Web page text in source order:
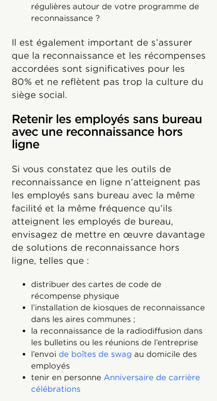
régulières autour de votre programme de
reconnaissance ?
Il est également important de s’assurer
que la reconnaissance et les récompenses
accordées sont significatives pour les
80% et ne reflètent pas trop la culture du
siège social.
Retenir les employés sans bureau
avec une reconnaissance hors
ligne
Si vous constatez que les outils de
reconnaissance en ligne n’atteignent pas
les employés sans bureau avec la même
facilité et la même fréquence qu’ils
atteignent les employés de bureau,
envisagez de mettre en œuvre davantage
de solutions de reconnaissance hors
ligne, telles que :
distribuer des cartes de code de
récompense physique
l’installation de kiosques de reconnaissance
dans les aires communes ;
la reconnaissance de la radiodiffusion dans
les bulletins ou les réunions de l’entreprise
l’envoi de boîtes de swag au domicile des
employés
tenir en personne Anniversaire de carrière
célébrations